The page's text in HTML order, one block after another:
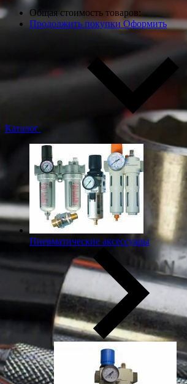
Общая стоимость товаров:
Продолжить покупки Оформить
Каталог
Пневматические аксессуары